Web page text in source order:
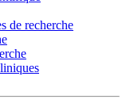
de recherche